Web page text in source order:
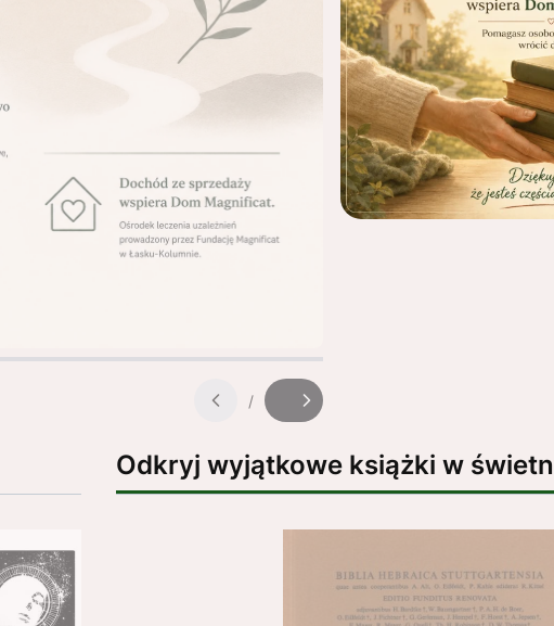
Slajd
/
z
Odkryj wyjątkowe książki w